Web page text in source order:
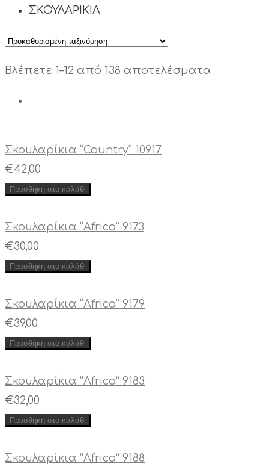
ΣΚΟΥΛΑΡΙΚΙΑ
Βλέπετε 1–12 από 138 αποτελέσματα
Σκουλαρίκια “Country” 10917
€42,00
Προσθήκη στο καλάθι
Σκουλαρίκια “Africa” 9173
€30,00
Προσθήκη στο καλάθι
Σκουλαρίκια “Africa” 9179
€39,00
Προσθήκη στο καλάθι
Σκουλαρίκια “Africa” 9183
€32,00
Προσθήκη στο καλάθι
Σκουλαρίκια “Africa” 9188